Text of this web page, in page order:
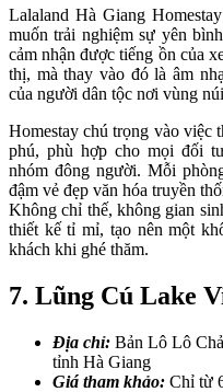
Lalaland Hà Giang
muốn trải nghiệm sự yên
cảm nhận được tiếng ồn của
thị, mà thay vào đó là âm
của người dân tộc nơi vùng
Homestay chú trọng vào việc
phú, phù hợp cho mọi đối
nhóm đông người. Mỗi
đậm vẻ đẹp văn hóa truyền
Không chỉ thế, không gian
thiết kế tỉ mỉ, tạo nên một
khách khi ghé thăm.
7. Lũng Cú Lake
Địa chỉ: Bản Lô Lô
tỉnh Hà Giang
Giá tham khảo: Chỉ từ